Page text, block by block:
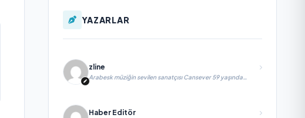
YAZARLAR
zline
Arabesk müziğin sevilen sanatçısı Cansever 59 yaşında
yaşamını yitirdi
Haber Editör